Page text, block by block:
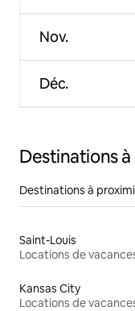
Nov.
Déc.
Destinations
Destinations à
Saint-Louis
Locations de
Kansas City
Locations de